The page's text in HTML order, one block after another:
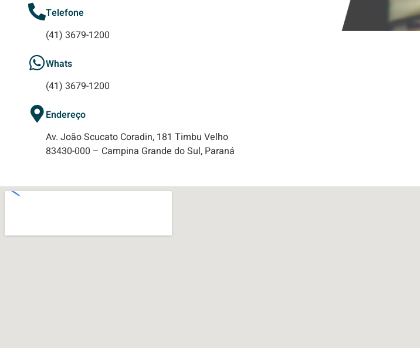
Telefone
(41) 3679-1200
Whats
(41) 3679-1200
Endereço
Av. João Scucato Coradin, 181 Timbu Velho
83430-000 – Campina Grande do Sul, Paraná